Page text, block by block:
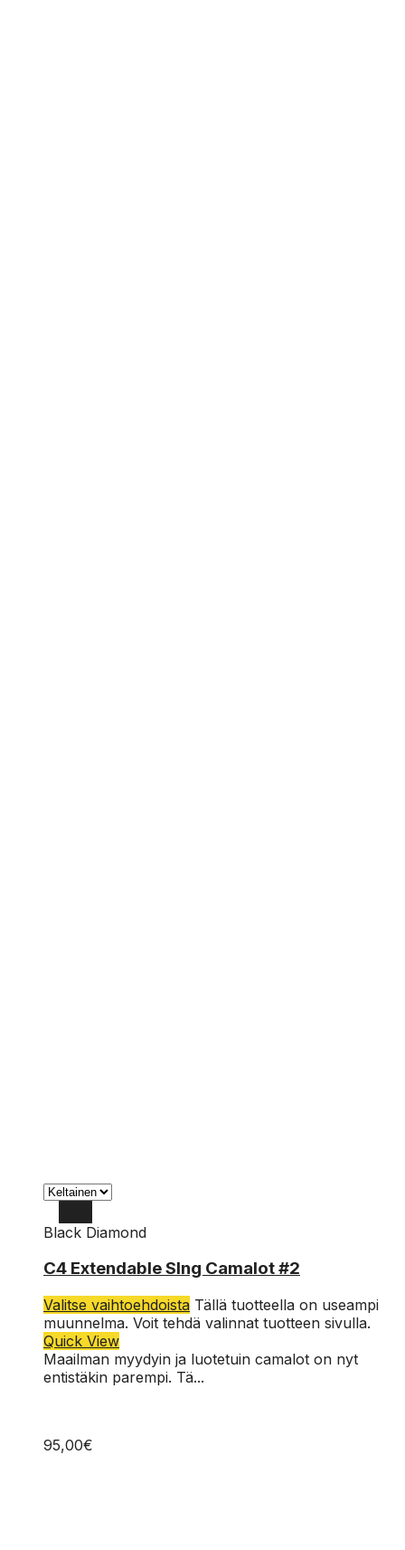
2
Black Diamond
C4 Extendable Slng Camalot #2
Valitse vaihtoehdoista Tällä tuotteella on useampi
muunnelma. Voit tehdä valinnat tuotteen sivulla.
Quick View
Maailman myydyin ja luotetuin camalot on nyt
entistäkin parempi. Tä...
95,00€